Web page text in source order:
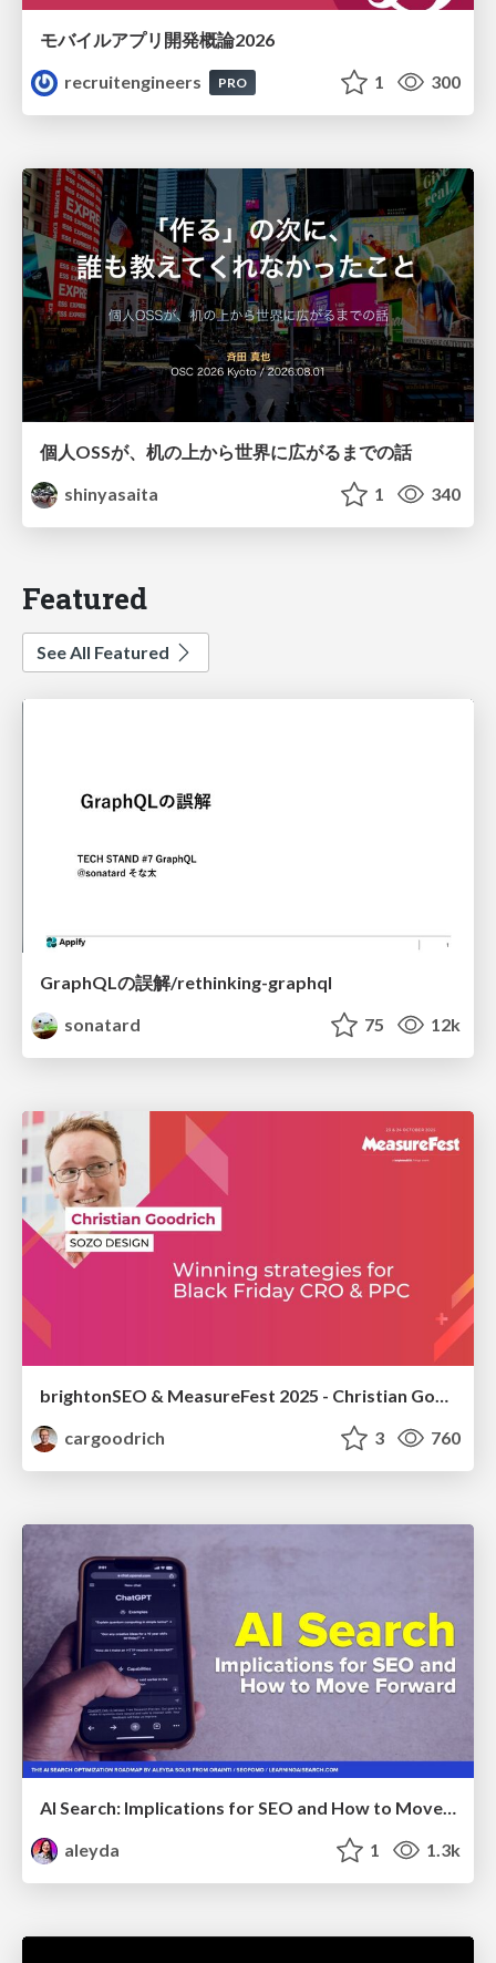
モバイルアプリ開発概論2026
recruitengineers
PRO 1 300
個人OSSが、机の上から世界に広がるまでの話
shinyasaita
1 340
Featured
See All Featured
GraphQLの誤解/rethinking-graphql
sonatard
75 12k
brightonSEO & MeasureFest 2025 - Christian Goodrich - Winning strategies for Black Friday CRO & PPC
cargoodrich
3 760
AI Search: Implications for SEO and How to Move Forward - #ShenzhenSEOConference
aleyda
1 1.3k